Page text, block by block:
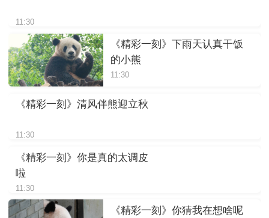
11:30
《精彩一刻》下雨天认真干饭
的小熊
11:30
《精彩一刻》清风伴熊迎立秋
11:30
《精彩一刻》你是真的太调皮
啦
11:30
《精彩一刻》你猜我在想啥呢